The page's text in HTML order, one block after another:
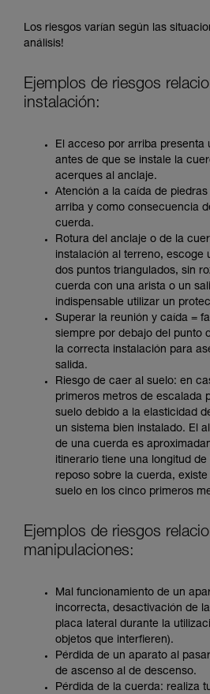
Los riesgos varían según las
análisis!
Ejemplos de riesgos
instalación:
El acceso por arriba presenta
antes de que se instale la
acerques al anclaje.
Atención a la caída de
arriba y como consecuencia
cuerda.
Rotura del anclaje o de la
instalación al terreno, escoge
dos puntos triangulados, sin
cuerda con una arista o un
indispensable utilizar un
Superar la reunión y caída =
siempre por debajo del punto
la correcta instalación para
salida.
Riesgo de caer al suelo: en
primeros metros de escalada
suelo debido a la elasticidad
un sistema bien instalado. El
de una cuerda es
itinerario tiene una longitud
reposo sobre la cuerda,
suelo en los cinco primeros
Ejemplos de riesgos
manipulaciones:
Mal funcionamiento de un
incorrecta, desactivación de
placa lateral durante la
objetos que interfieren).
Pérdida de un aparato al
de ascenso al de descenso.
Pérdida de la cuerda: realiza